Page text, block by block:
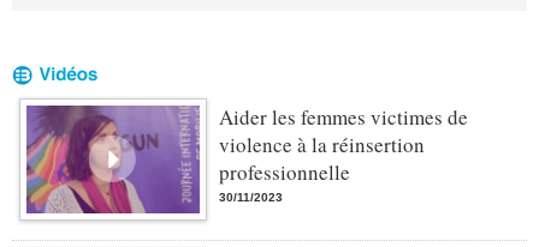
Aider les femmes victimes de
violence à la réinsertion
professionnelle
30/11/2023